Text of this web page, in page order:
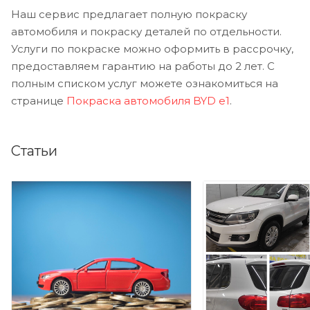
Наш сервис предлагает полную покраску
автомобиля и покраску деталей по отдельности.
Услуги по покраске можно оформить в рассрочку,
предоставляем гарантию на работы до 2 лет. С
полным списком услуг можете ознакомиться на
странице Покраска автомобиля BYD e1.
Статьи